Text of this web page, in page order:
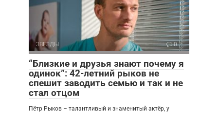
ЗВЕЗДЫ 0
“Близкие и друзья знают почему я
одинок”: 42-летний рыков не
спешит заводить семью и так и не
стал отцом
Пётр Рыков – талантливый и знаменитый актёр, у